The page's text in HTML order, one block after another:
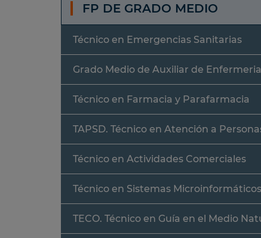
FP DE GRADO MEDIO
Técnico en Emergencias Sanitarias
Grado Medio de Auxiliar de Enfermeria
Técnico en Farmacia y Parafarmacia
TAPSD. Técnico en Atención a
Técnico en Actividades Comerciales
Técnico en Sistemas
TECO. Técnico en Guía en el Medio